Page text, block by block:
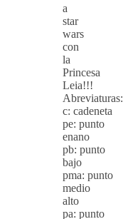
a
star
wars
con
la
Princesa
Leia!!!
Abreviaturas:
c: cadeneta
pe: punto
enano
pb: punto
bajo
pma: punto
medio
alto
pa: punto